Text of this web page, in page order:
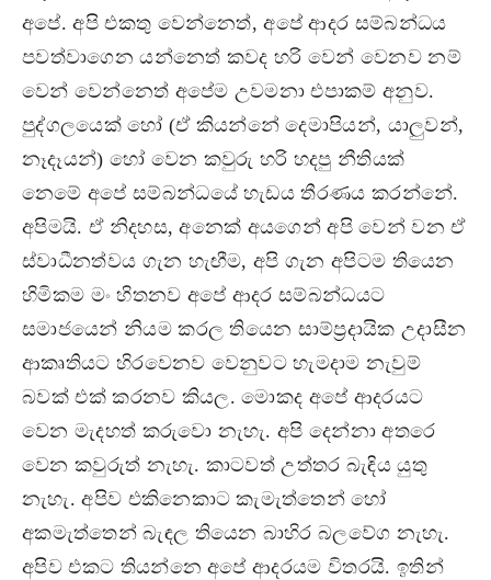
අපේ. අපි එකතු වෙන්නෙත්, අපේ ආදර සම්බන්ධය
පවත්වාගෙන යන්නෙත් කවද හරි වෙන් වෙනව නම්
වෙන් වෙන්නෙත් අපේම උවමනා එපාකම් අනුව.
පුද්ගලයෙක් හෝ (ඒ කියන්නේ දෙමාපියන්, යාලුවන්,
නෑදෑයන්) හෝ වෙන කවුරු හරි හදපු නීතියක්
නෙමේ අපේ සම්බන්ධයේ හැඩය තීරණය කරන්නේ.
අපිමයි. ඒ නිදහස, අනෙක් අයගෙන් අපි වෙන් වන ඒ
ස්වාධීනත්වය ගැන හැඟීම, අපි ගැන අපිටම තියෙන
හිමිකම මං හිතනව අපේ ආදර සම්බන්ධයට
සමාජයෙන් නියම කරල තියෙන සාම්ප්‍රදායික උදාසීන
ආකෘතියට හිරවෙනව වෙනුවට හැමදාම නැවුම්
බවක් එක් කරනව කියල. මොකද අපේ ආදරයට
වෙන මැදහත් කරුවො නැහැ. අපි දෙන්නා අතරෙ
වෙන කවුරුත් නැහැ. කාටවත් උත්තර බැඳිය යුතු
නැහැ. අපිව එකිනෙකාට කැමැත්තෙන් හෝ
අකමැත්තෙන් බැඳල තියෙන බාහිර බලවේග නැහැ.
අපිව එකට තියන්නෙ අපේ ආදරයම විතරයි. ඉතින්